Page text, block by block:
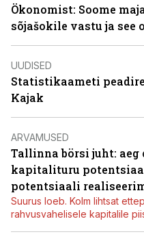
Ökonomist: Soome
sõjašokile vastu ja see
UUDISED
Statistikaameti
Kajak
ARVAMUSED
Tallinna börsi juht:
kapitalituru
potentsiaali
Suurus loeb. Kolm lihtsat
rahvusvahelisele kapitalile